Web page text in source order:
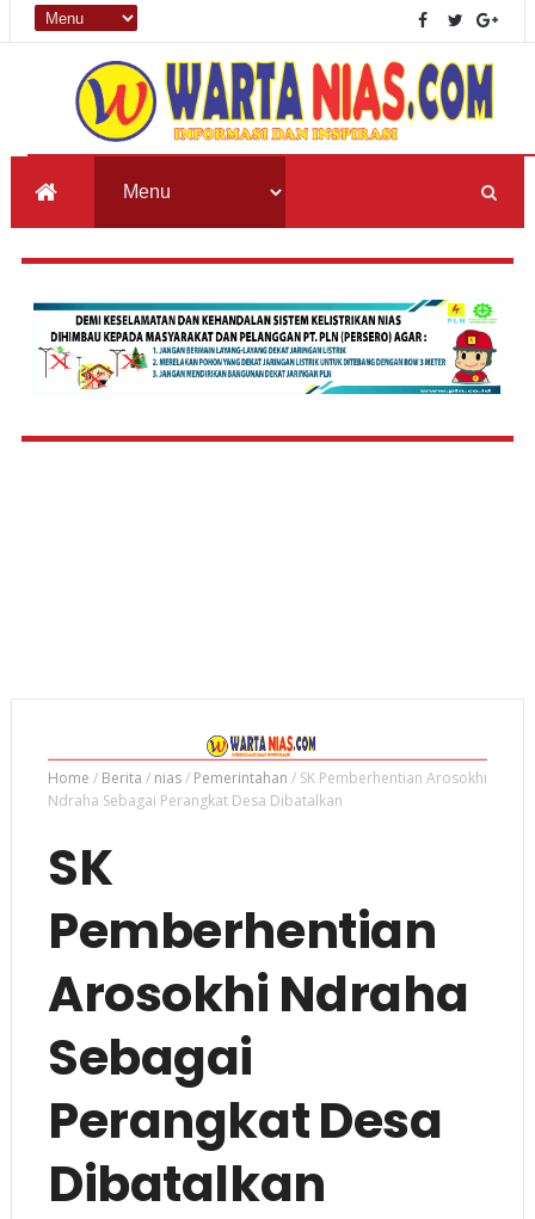
Home / Berita / nias/ Pemerintahan / SK Pemberhentian Arosokhi
Ndraha Sebagai Perangkat Desa Dibatalkan
SK
Pemberhentian
Arosokhi Ndraha
Sebagai
Perangkat Desa
Dibatalkan